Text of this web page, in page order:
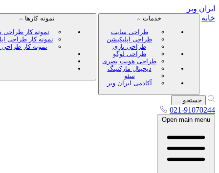
ایران وبر
خانه
خدمات
طراحی سایت
طراحی اپلیکیشن
طراحی بازی
طراحی لوگو
طراحی هویت بصری
دیجیتال مارکتینگ
سئو
آکادمی ایران وبر
نمونه کارها
نمونه کار
نمونه کار طراحی
نمونه کار طراحی
جستجو ...
021-91070244
Open main menu